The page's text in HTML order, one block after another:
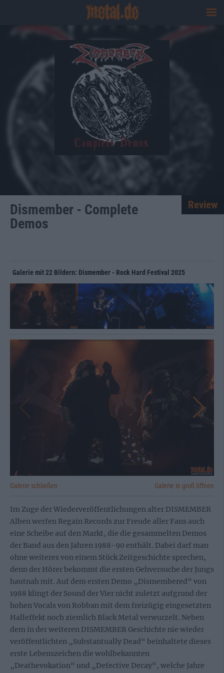
Dismember - Complete
Demos
Review
Galerie mit 22 Bildern: Dismember - Rock Hard Festival 2025
Galerie schließen Galerie in groß öffnen
Im Zuge der Wiederveröffentlichungen alter DISMEMBER
Alben werfen Regain Records zur Freude aller Fans auch
eine Scheibe auf den Markt, die die gesammelten Demos
der Band aus den Jahren 1988-90 enthält. Dabei darf man
ohne weiteres von einem Stück Zeitgeschichte sprechen,
denn der Hörer bekommt die ersten Gehversuche der Jungs
hautnah mit. Auf dem ersten Demo „Dismembered“ von
1988 klingt der Sound der Vier nicht zuletzt aufgrund der
hohen Vocals von Robban mit dem freizügig eingesetzten
Halleffekt noch ziemlich Black Metal verwurzelt. Neben
dem in der weiteren DISMEMBER Geschichte nie wieder
veröffentlichten „Substantually Dead“ beinhaltete dieses
erste Lebenszeichen die wohlbekannten
„Deathevokation“ und „Defective Decay“, welche Jahre